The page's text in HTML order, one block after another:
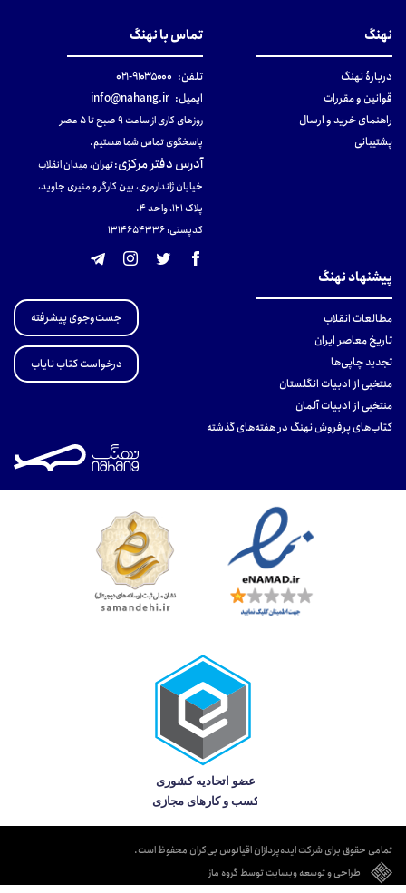
نهنگ
دربارهٔ نهنگ
قوانین و مقررات
راهنمای خرید و ارسال
پشتیبانی
تماس با نهنگ
تلفن: ۹۱۰۳۵۰۰۰-۰۲۱
ایمیل: info@nahang.ir
روزهای کاری از ساعت ۹ صبح تا ۵ عصر
پاسخگوی تماس شما هستیم.
آدرس دفتر مرکزی:تهران، میدان انقلاب
خیابان ژاندارمری، بین کارگر و منیری جاوید،
پلاک 121، واحد ۴.
کدپستی: 131465433۶
پیشنهاد نهنگ
مطالعات انقلاب
تاریخ معاصر ایران
تجدید چاپی‌ها
منتخبی از ادبیات انگلستان
منتخبی از ادبیات آلمان
کتاب‌های پرفروش نهنگ در هفته‌های گذشته
جست‌وجوی پیشرفته
درخواست کتاب نایاب
تمامی حقوق برای شرکت ایده‌پردازان اقیانوس بی‌کران محفوظ است.
طراحی و توسعه وبسایت توسط گروه ماز